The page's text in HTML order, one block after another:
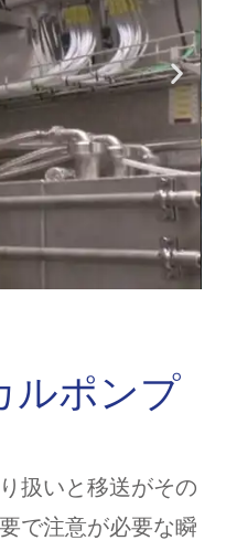
ルポンプ
扱いと移送がその
で注意が必要な瞬